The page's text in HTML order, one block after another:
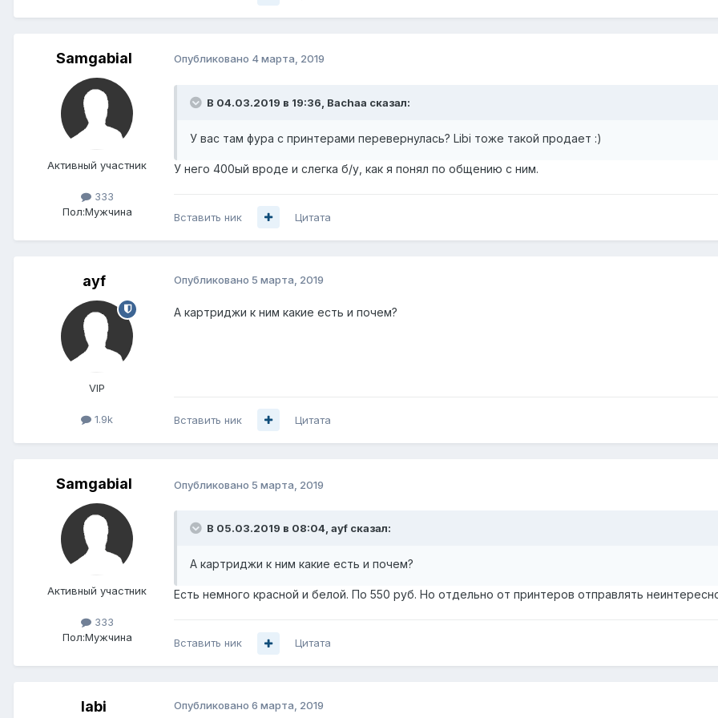
Samgabial
Активный участник
333
Пол:Мужчина
Опубликовано 4 марта, 2019
В 04.03.2019 в 19:36, Bachaa сказал:
У вас там фура с принтерами перевернулась? Libi тоже такой продает :)
У него 400ый вроде и слегка б/у, как я понял по общению с ним.
Вставить ник Цитата
ayf
VIP
1.9k
Опубликовано 5 марта, 2019
А картриджи к ним какие есть и почем?
Вставить ник Цитата
Samgabial
Активный участник
333
Пол:Мужчина
Опубликовано 5 марта, 2019
В 05.03.2019 в 08:04, ayf сказал:
А картриджи к ним какие есть и почем?
Есть немного красной и белой. По 550 руб. Но отдельно от принтеров отправлять
Вставить ник Цитата
labi Опубликовано 6 марта, 2019